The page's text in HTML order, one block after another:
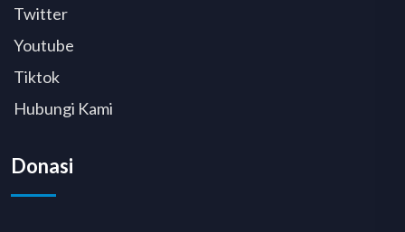
Twitter
Youtube
Tiktok
Hubungi Kami
Donasi